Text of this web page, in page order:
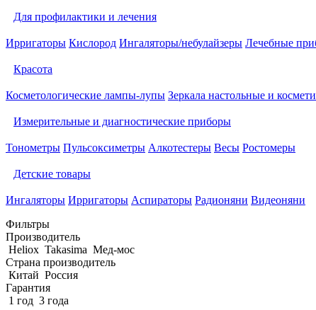
Для профилактики и лечения
Ирригаторы Кислород Ингаляторы/небулайзеры Лечебные
Красота
Косметологические лампы-лупы Зеркала настольные и
Измерительные и диагностические приборы
Тонометры Пульсоксиметры Алкотестеры Весы Ростомеры
Детские товары
Ингаляторы Ирригаторы Аспираторы Радионяни Видеоняни
Фильтры
Производитель
Heliox Takasima Мед-мос
Страна производитель
Китай Россия
Гарантия
1 год 3 года